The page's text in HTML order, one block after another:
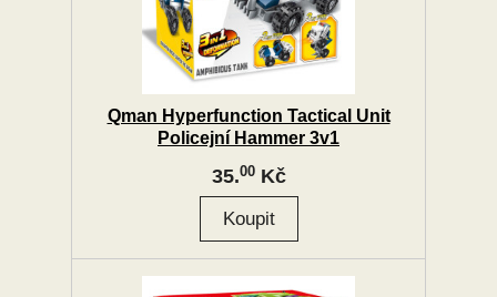
Qman Hyperfunction Tactical Unit
Policejní Hammer 3v1
35.00Kč